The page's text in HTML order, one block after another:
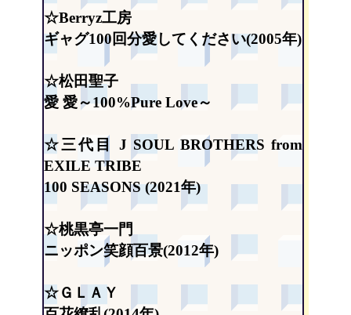
☆Berryz工房
ギャグ100回分愛してください(2005年)
☆松田聖子
愛 愛～100%Pure Love～
☆三代目 J SOUL BROTHERS from
EXILE TRIBE
100 SEASONS (2021年)
☆桃黒亭一門
ニッポン笑顔百景(2012年)
☆ＧＬＡＹ